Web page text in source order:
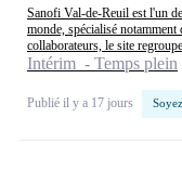
Sanofi Val-de-Reuil est l'un
monde, spécialisé
collaborateurs, le site
Intérim - Temps plein
Publié il y a 17 jours